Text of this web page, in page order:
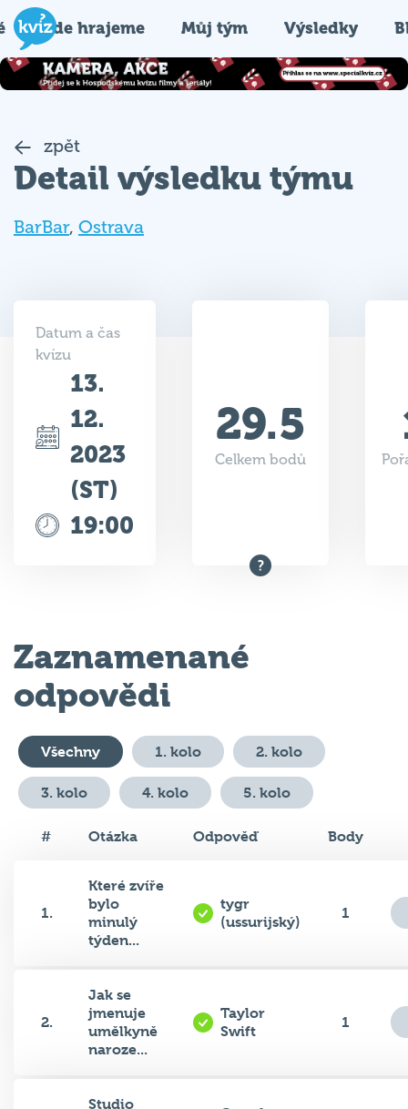
Kde hrajeme Můj tým Výsledky
zpět
Detail výsledku týmu
BarBar, Ostrava
Datum a čas
kvízu
13.
12.
2023
(ST)
19:00
29.5
Celkem bodů
Zaznamenané
odpovědi
Všechny 1. kolo 2. kolo
3. kolo 4. kolo 5. kolo
# Otázka Odpověď Body
1.
Které zvíře
bylo
minulý
týden...
tygr
(ussurijský)
1
2.
Jak se
jmenuje
umělkyně
naroze...
Taylor
Swift
1
Studio